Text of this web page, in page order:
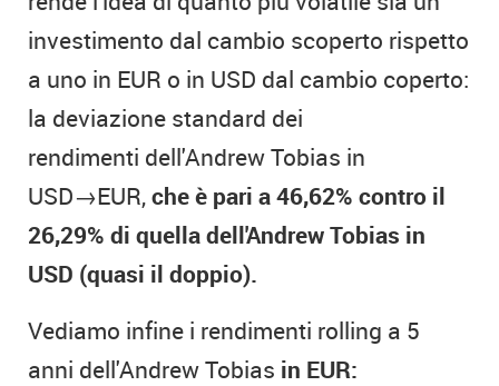
investimento dal cambio scoperto rispetto
a uno in EUR o in USD dal cambio coperto:
la deviazione standard dei
rendimenti dell'Andrew Tobias in
USD→EUR,che è pari a 46,62% contro il
26,29% di quella dell'Andrew Tobias in
USD (quasi il doppio).
Vediamo infine i rendimenti rolling a 5
anni dell'Andrew Tobias in EUR: